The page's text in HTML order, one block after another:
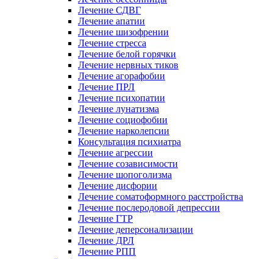
Лечение СДВГ
Лечение апатии
Лечение шизофрении
Лечение стресса
Лечение белой горячки
Лечение нервных тиков
Лечение агорафобии
Лечение ПРЛ
Лечение психопатии
Лечение лунатизма
Лечение социофобии
Лечение нарколепсии
Консультация психиатра
Лечение агрессии
Лечение созависимости
Лечение шопоголизма
Лечение дисфории
Лечение соматоформного расстройства
Лечение послеродовой депрессии
Лечение ГТР
Лечение деперсонализации
Лечение ДРЛ
Лечение РПП